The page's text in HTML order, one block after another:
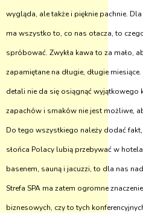
wygląda, ale także i pięknie pachnie.
ma wszystko to, co nas otacza, to
spróbować. Zwykła kawa to za mało,
zapamiętane na długie, długie
detali nie da się osiągnąć wyjątkowego
zapachów i smaków nie jest możliwe,
Do tego wszystkiego należy dodać fakt,
słońca Polacy lubią przebywać w
basenem, sauną i jacuzzi, to dla nas
Strefa SPA ma zatem ogromne
biznesowych, czy to tych